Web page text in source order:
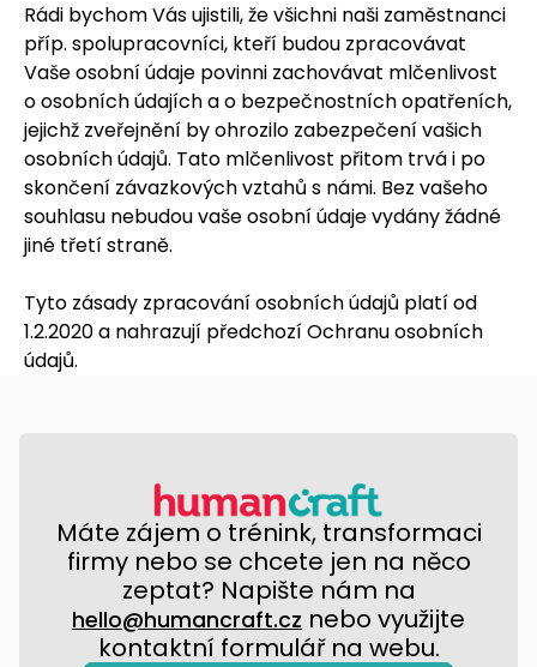
Rádi bychom Vás ujistili, že všichni naši zaměstnanci
příp. spolupracovníci, kteří budou zpracovávat
Vaše osobní údaje povinni zachovávat mlčenlivost
o osobních údajích a o bezpečnostních opatřeních,
jejichž zveřejnění by ohrozilo zabezpečení vašich
osobních údajů. Tato mlčenlivost přitom trvá i po
skončení závazkových vztahů s námi. Bez vašeho
souhlasu nebudou vaše osobní údaje vydány žádné
jiné třetí straně.
Tyto zásady zpracování osobních údajů platí od
1.2.2020 a nahrazují předchozí Ochranu osobních
údajů.
Máte zájem o trénink, transformaci
firmy nebo se chcete jen na něco
zeptat? Napište nám na
hello@humancraft.cz nebo využijte
kontaktní formulář na webu.